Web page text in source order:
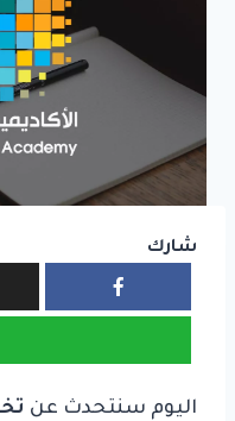
شارك
اليوم سنتحدث عن